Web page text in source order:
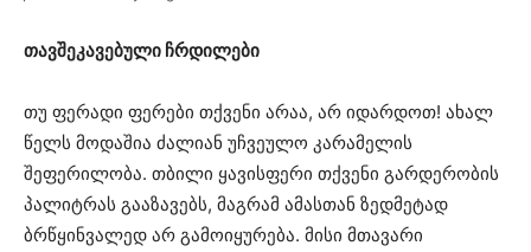
თავშეკავებული ჩრდილები
თუ ფერადი ფერები თქვენი არაა, არ იდარდოთ! ახალ
წელს მოდაშია ძალიან უჩვეულო კარამელის
შეფერილობა. თბილი ყავისფერი თქვენი გარდერობის
პალიტრას გააზავებს, მაგრამ ამასთან ზედმეტად
ბრწყინვალედ არ გამოიყურება. მისი მთავარი